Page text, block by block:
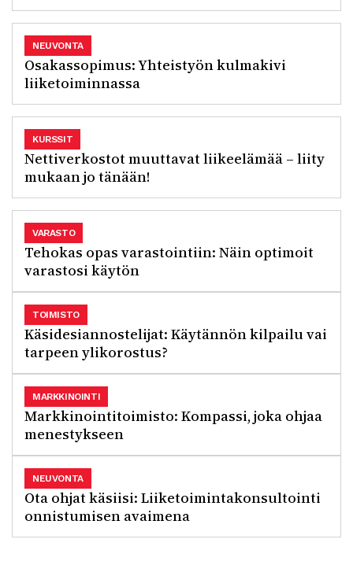
Osakassopimus: Yhteistyön kulmakivi
liiketoiminnassa
NEUVONTA
Nettiverkostot muuttavat liikeelämää – liity
mukaan jo tänään!
KURSSIT
Tehokas opas varastointiin: Näin optimoit
varastosi käytön
VARASTO
Käsidesiannostelijat: Käytännön kilpailu vai
tarpeen ylikorostus?
TOIMISTO
Markkinointitoimisto: Kompassi, joka ohjaa
menestykseen
MARKKINOINTI
Ota ohjat käsiisi: Liiketoimintakonsultointi
onnistumisen avaimena
NEUVONTA